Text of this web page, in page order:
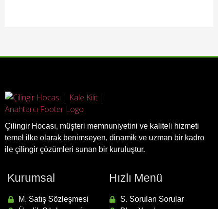
Çilingir Hocası, müşteri memnuniyetini ve kaliteli hizmeti
temel ilke olarak benimseyen, dinamik ve uzman bir kadro
ile çilingir çözümleri sunan bir kuruluştur.
Kurumsal
M. Satış Sözleşmesi
Hızlı Menü
S. Sorulan Sorular